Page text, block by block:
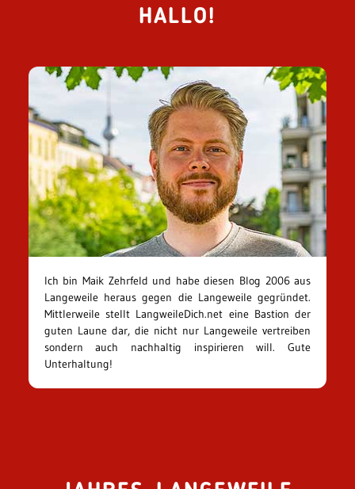
HALLO!
Ich bin Maik Zehrfeld und habe diesen Blog 2006 aus
Langeweile heraus gegen die Langeweile gegründet.
Mittlerweile stellt LangweileDich.net eine Bastion der
guten Laune dar, die nicht nur Langeweile vertreiben
sondern auch nachhaltig inspirieren will. Gute
Unterhaltung!